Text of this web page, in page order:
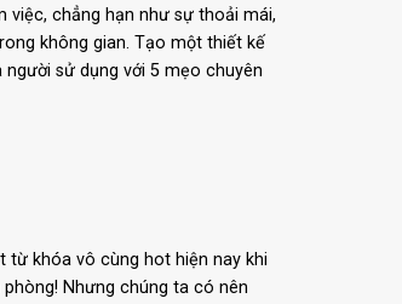
việc, chẳng hạn như sự thoải mái,
không gian. Tạo một thiết kế
sử dụng với 5 mẹo chuyên
từ khóa vô cùng hot hiện nay khi
Nhưng chúng ta có nên